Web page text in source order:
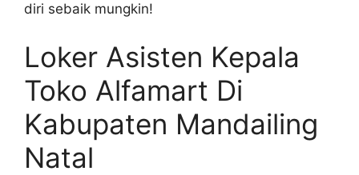
diri sebaik mungkin!
Loker Asisten Kepala
Toko Alfamart Di
Kabupaten Mandailing
Natal